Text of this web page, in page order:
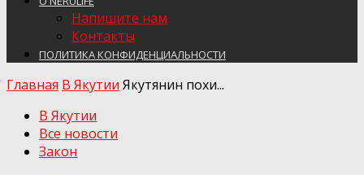
Напишите нам
Контакты
ПОЛИТИКА КОНФИДЕНЦИАЛЬНОСТИ
Главная В Якутии Якутянин похи...
В Якутии
Все новости
Закон